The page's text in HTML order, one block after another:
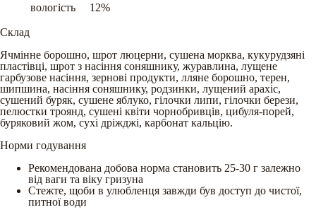
вологість
12%
Склад
Ячмінне борошно, шрот люцерни, сушена морква, кукурудзяні
пластівці, шрот з насіння соняшнику, журавлина, лущене
гарбузове насіння, зернові продукти, лляне борошно, терен,
шипшина, насіння соняшнику, родзинки, лущений арахіс,
сушений буряк, сушене яблуко, гілочки липи, гілочки берези,
пелюстки троянд, сушені квіти чорнобривців, цибуля-порей,
буряковий жом, сухі дріжджі, карбонат кальцію.
Норми годування
Рекомендована добова норма становить 25-30 г залежно
від ваги та віку гризуна
Стежте, щоби в улюбленця завжди був доступ до чистої,
питної води